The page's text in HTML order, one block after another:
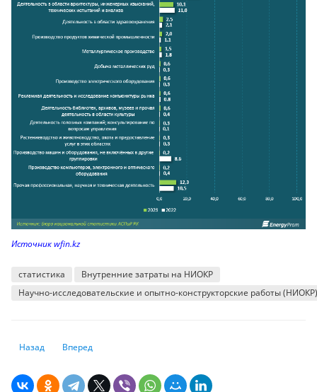
Источник wfin.kz
статистика
Внутренние затраты на НИОКР
Научно-исследовательские и опытно-конструкторские работы (НИОКР)
Предыдущий: В Казахстане «Производство» компьютеров и
Назад Следующий: Какие автоконцерны мира используют
Вперед